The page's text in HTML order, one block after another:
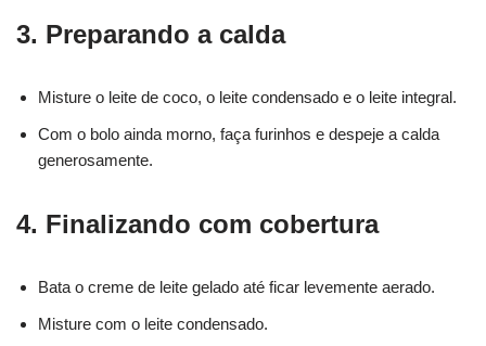
3. Preparando a calda
Misture o leite de coco, o leite condensado e o leite integral.
Com o bolo ainda morno, faça furinhos e despeje a calda
generosamente.
4. Finalizando com cobertura
Bata o creme de leite gelado até ficar levemente aerado.
Misture com o leite condensado.